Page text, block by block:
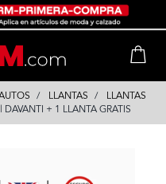
LLANTAS
LLANTAS
+ 1 LLANTA GRATIS